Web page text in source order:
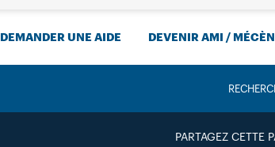
DEMANDER UNE AIDE DEVENIR AMI /
PARTAGEZ CETTE